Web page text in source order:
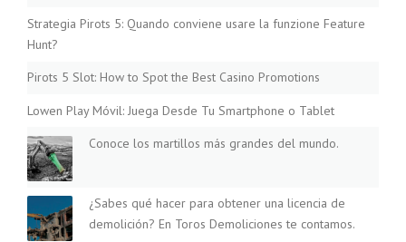
Strategia Pirots 5: Quando conviene usare la funzione Feature
Hunt?
Pirots 5 Slot: How to Spot the Best Casino Promotions
Lowen Play Móvil: Juega Desde Tu Smartphone o Tablet
Conoce los martillos más grandes del mundo.
¿Sabes qué hacer para obtener una licencia de
demolición? En Toros Demoliciones te contamos.